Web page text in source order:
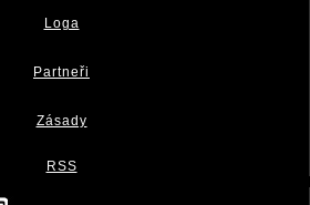
Loga
Partneři
Zásady
RSS